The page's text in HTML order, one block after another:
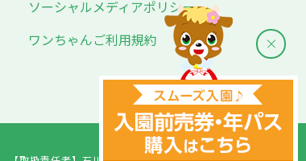
ソーシャルメディアポリシー
ワンちゃんご利用規約